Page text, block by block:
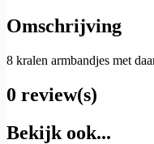
Omschrijving
8 kralen armbandjes met
0 review(s)
Bekijk ook...